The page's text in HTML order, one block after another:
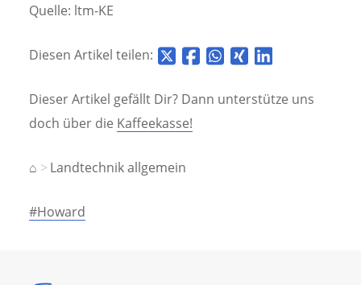
Quelle: ltm-KE
Diesen Artikel teilen:
Dieser Artikel gefällt Dir? Dann unterstütze uns
doch über die Kaffeekasse!
⌂ Landtechnik allgemein
#Howard